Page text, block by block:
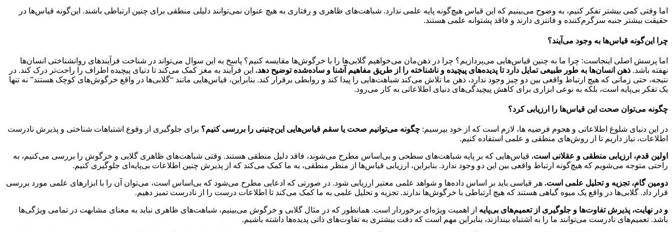
اما وقتی کمی بیشتر تفکر کنیم، به وضوح می‌بینیم که این قیاس هیچ‌گونه پایه علمی ندارد. شباهت‌های ظاهری و رفتاری به هیچ عنوان نمی‌توانند دلیلی منطقی برای چنین ارتباطی باشند. این‌گونه قیاس‌ها در
حقیقت بیشتر جنبه سرگرم‌کننده و فانتزی دارند و فاقد پشتوانه علمی هستند.
چرا این‌گونه قیاس‌ها به وجود می‌آیند؟
اما پرسش اصلی اینجاست: چرا ما به چنین قیاس‌هایی می‌پردازیم؟ چرا در ذهن‌مان می‌خواهیم گلابی‌ها را با خرگوش‌ها مقایسه کنیم؟ پاسخ به این سوال می‌تواند در شناخت فرآیندهای روانشناختی انسان‌ها
نهفته باشد. ذهن انسان‌ها به طور طبیعی تمایل دارد تا پدیده‌های پیچیده و ناشناخته را از طریق مفاهیم آشنا و ساده‌شده توضیح دهد. این فرآیند به مغز کمک می‌کند تا دنیای پیچیده اطراف را راحت‌تر درک کند. در
نتیجه، حتی زمانی که هیچ ارتباط واقعی بین دو چیز وجود ندارد، ذهن ما تلاش می‌کند شباهت‌هایی را پیدا کند و روابطی برقرار کند. بنابراین، قیاس‌هایی مانند “گلابی‌ها در واقع خرگوش‌های کوچک هستند” نه تنها
یک تفکر بی‌پایه است، بلکه به نوعی ابزاری برای کاهش پیچیدگی‌های دنیای اطلاعاتی به کار می‌رود.
چگونه می‌توان صحت این قیاس‌ها را ارزیابی کرد؟
در این دنیای شلوغ اطلاعاتی و هجوم فرضیه ها، لازم است که از خود بپرسیم: چگونه می‌توانیم صحت یا سقم قیاس‌هایی این‌چنینی را بررسی کنیم؟ برای جلوگیری از وقوع اشتباهات شناختی و پذیرش نادرست
اطلاعات، نیاز داریم تا از روش‌های منطقی و علمی استفاده کنیم.
اولین قدم، ارزیابی منطقی و عقلانی است. قیاس‌هایی که بر پایه شباهت‌های سطحی و بی‌اساس مطرح می‌شوند، فاقد دلیل منطقی هستند. وقتی شباهت‌های ظاهری گلابی و خرگوش را بررسی می‌کنیم، به
راحتی متوجه می‌شویم که هیچ‌گونه ارتباط واقعی بین این دو وجود ندارد. بنابراین، ارزیابی قیاس‌ها از منظر منطقی، به ما کمک می‌کند که از پذیرش چنین اطلاعات بی‌پایه‌ای جلوگیری کنیم.
دومین گام، تجزیه و تحلیل علمی است. هر قیاسی باید بر اساس داده‌ها و شواهد علمی معتبر ارزیابی شود. در صورتی که ادعایی مطرح می‌شود که بی‌اساس است، می‌توان آن را با ابزارهای علمی مورد بررسی
قرار داد. گلابی‌ها در واقع یک میوه گیاهی هستند که هیچ ارتباطی با خرگوش‌ها ندارند. تجزیه و تحلیل علمی به ما کمک می‌کند تا اطلاعات درست را از نادرست تمیز دهیم.
و در نهایت، پذیرش تفاوت‌ها و جلوگیری از تعمیم‌های بی‌پایه از اهمیت ویژه‌ای برخوردار است. همانطور که در مثال گلابی و خرگوش می‌بینیم، شباهت‌های ظاهری نباید به معنای مشابهت در تمامی ویژگی‌ها
باشد. تعمیم‌های نادرست می‌توانند ما را به اشتباه بیندازند، بنابراین مهم است که دقت بیشتری به تفاوت‌های ذاتی پدیده‌ها داشته باشیم.